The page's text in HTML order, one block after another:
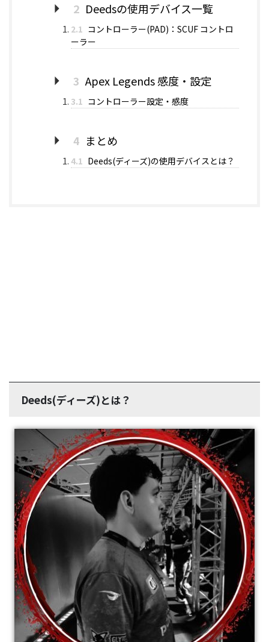
2 Deedsの使用デバイス一覧
2.1 コントローラー(PAD)：SCUF コントロ
ーラー
3 Apex Legends 感度・設定
3.1 コントローラー設定・感度
4 まとめ
4.1 Deeds(ディーズ)の使用デバイスとは？
Deeds(ディーズ)とは？